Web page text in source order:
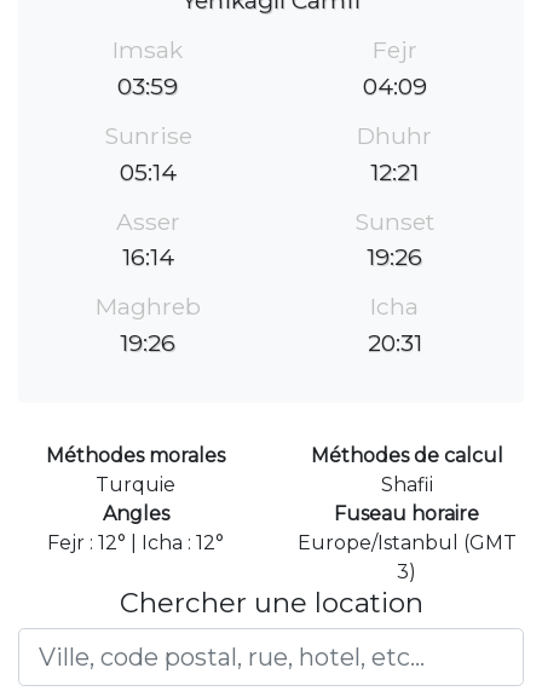
Imsak
03:59
Fejr
04:09
Sunrise
05:14
Dhuhr
12:21
Asser
16:14
Sunset
19:26
Maghreb
19:26
Icha
20:31
Méthodes morales
Turquie
Méthodes de calcul
Shafii
Angles
Fejr : 12° | Icha : 12°
Fuseau horaire
Europe/Istanbul (GMT
3)
Chercher une location